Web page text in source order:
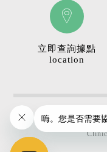
立即查詢據點
location